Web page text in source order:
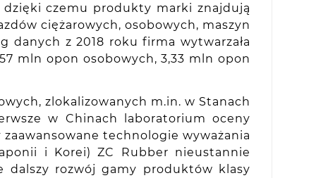
dzięki czemu produkty marki znajdują
ciężarowych, osobowych, maszyn
danych z 2018 roku firma wytwarzała
mln opon osobowych, 3,33 mln opon
zlokalizowanych m.in. w Stanach
w Chinach laboratorium oceny
technologie wyważania
i Korei) ZC Rubber nieustannie
dalszy rozwój gamy produktów klasy